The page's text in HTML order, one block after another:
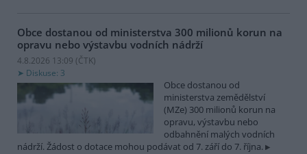
Obce dostanou od ministerstva 300 milionů korun na
opravu nebo výstavbu vodních nádrží
4.8.2026 13:09 (ČTK)
Diskuse: 3
Obce dostanou od
ministerstva zemědělství
(MZe) 300 milionů korun na
opravu, výstavbu nebo
odbahnění malých vodních
nádrží. Žádost o dotace mohou podávat od 7. září do 7. října.